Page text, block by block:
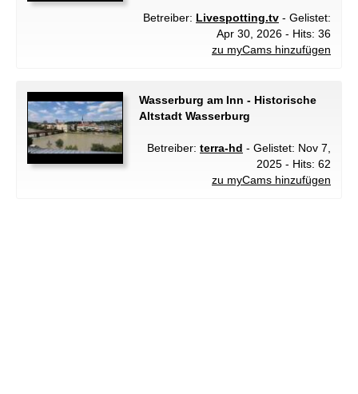
Betreiber: Livespotting.tv - Gelistet:
Apr 30, 2026 - Hits: 36
zu myCams hinzufügen
Wasserburg am Inn - Historische
Altstadt Wasserburg
Betreiber: terra-hd - Gelistet: Nov 7,
2025 - Hits: 62
zu myCams hinzufügen